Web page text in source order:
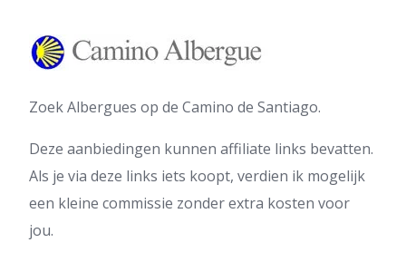
Zoek Albergues op de Camino de Santiago.
Deze aanbiedingen kunnen affiliate links bevatten.
Als je via deze links iets koopt, verdien ik mogelijk
een kleine commissie zonder extra kosten voor
jou.